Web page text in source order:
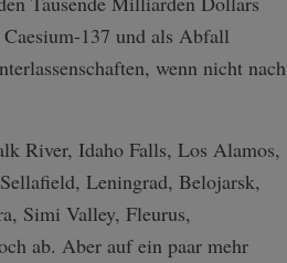
137 und als Abfall
wenn nicht nach
River, Idaho Falls, Los Alamos,
Leningrad, Belojarsk,
Simi Valley, Fleurus,
ab. Aber auf ein paar mehr